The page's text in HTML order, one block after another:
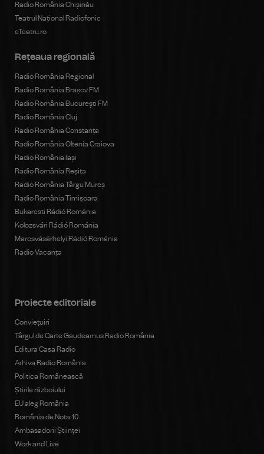
Radio România Chișinău
Teatrul Național Radiofonic
eTeatru.ro
Rețeaua regională
Radio România Regional
Radio România Brașov FM
Radio România Bucureşti FM
Radio România Cluj
Radio România Constanța
Radio România Oltenia Craiova
Radio România Iași
Radio România Reșița
Radio România Târgu Mureș
Radio România Timișoara
Bukaresti Rádió Románia
Kolozsvári Rádió Románia
Marosvásárhelyi Rádió Románia
Radio Vacanța
Proiecte editoriale
Conviețuiri
Târgul de Carte Gaudeamus Radio România
Editura Casa Radio
Arhiva Radio România
Politica Românească
Știrile războiului
EU aleg România
România de Nota 10
Ambasadorii Științei
Work and Live